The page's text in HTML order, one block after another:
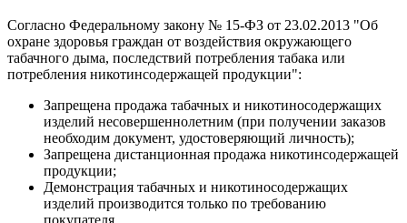
Согласно Федеральному закону № 15-ФЗ от 23.02.2013 "Об
охране здоровья граждан от воздействия окружающего
табачного дыма, последствий потребления табака или
потребления никотинсодержащей продукции":
Запрещена продажа табачных и никотиносодержащих
изделий несовершеннолетним (при получении заказов
необходим документ, удостоверяющий личность);
Запрещена дистанционная продажа никотинсодержащей
продукции;
Демонстрация табачных и никотиносодержащих
изделий производится только по требованию